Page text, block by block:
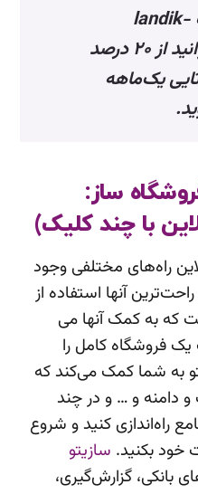
با استفاده از کد تخفیف landik-
SaaSCampaign می‌توانید از ۲۰ درصد
روی بسته‌ی ۱۰ تایی یک‌ماهه
ساز:
با چند کلیک)
راه‌های مختلفی وجود
آنها استفاده از
که به کمک آنها می
یک فروشگاه کامل را
به شما کمک می‌کند که
دامنه و … و در چند
راه‌اندازی کنید و شروع
بکنید. سازیتو
بانکی، گزارش‌گیری،